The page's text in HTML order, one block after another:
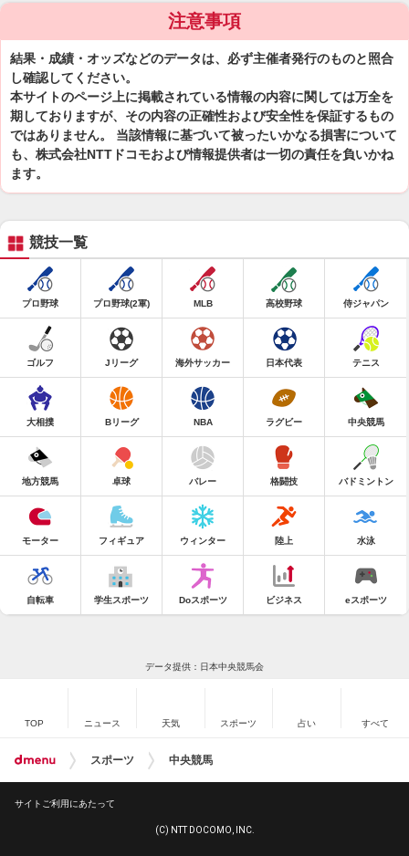
注意事項
結果・成績・オッズなどのデータは、必ず主催者発行のものと照合
し確認してください。
本サイトのページ上に掲載されている情報の内容に関しては万全を
期しておりますが、その内容の正確性および安全性を保証するもの
ではありません。 当該情報に基づいて被ったいかなる損害について
も、株式会社NTTドコモおよび情報提供者は一切の責任を負いかね
ます。
競技一覧
プロ野球 プロ野球(2軍) MLB 高校野球 侍ジャパン
ゴルフ Jリーグ 海外サッカー 日本代表 テニス
大相撲 Bリーグ NBA ラグビー 中央競馬
地方競馬 卓球 バレー 格闘技 バドミントン
モーター フィギュア ウィンター 陸上 水泳
自転車 学生スポーツ Doスポーツ ビジネス eスポーツ
データ提供：日本中央競馬会
TOP ニュース 天気 スポーツ 占い すべて
スポーツ 中央競馬
サイトご利用にあたって
(C) NTT DOCOMO, INC.